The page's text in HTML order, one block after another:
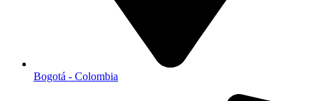
Bogotá - Colombia